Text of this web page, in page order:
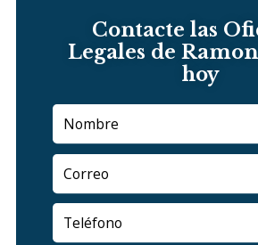
Contacte las
Legales de
hoy